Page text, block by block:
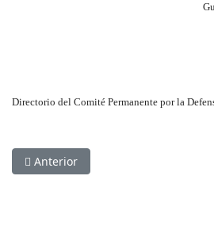
Directorio del Comité Permanente por la
Artículo anterior: Municipio
Anterior